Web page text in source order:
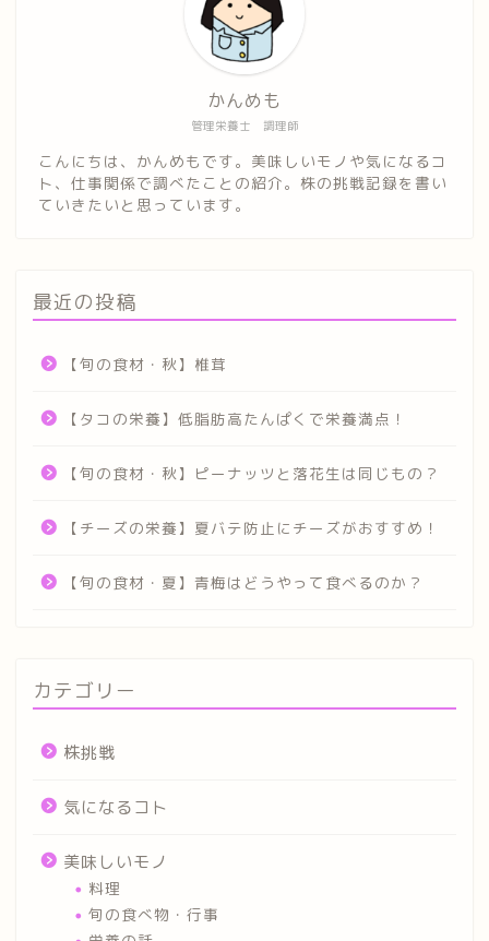
管理栄養士 調理師
かんめも
こんにちは、かんめもです。美味しいモノや気になるコ
ト、仕事関係で調べたことの紹介。株の挑戦記録を書い
ていきたいと思っています。
最近の投稿
【旬の食材・秋】椎茸
【タコの栄養】低脂肪高たんぱくで栄養満点！
【旬の食材・秋】ピーナッツと落花生は同じもの？
【チーズの栄養】夏バテ防止にチーズがおすすめ！
【旬の食材・夏】青梅はどうやって食べるのか？
カテゴリー
株挑戦
気になるコト
美味しいモノ
料理
旬の食べ物・行事